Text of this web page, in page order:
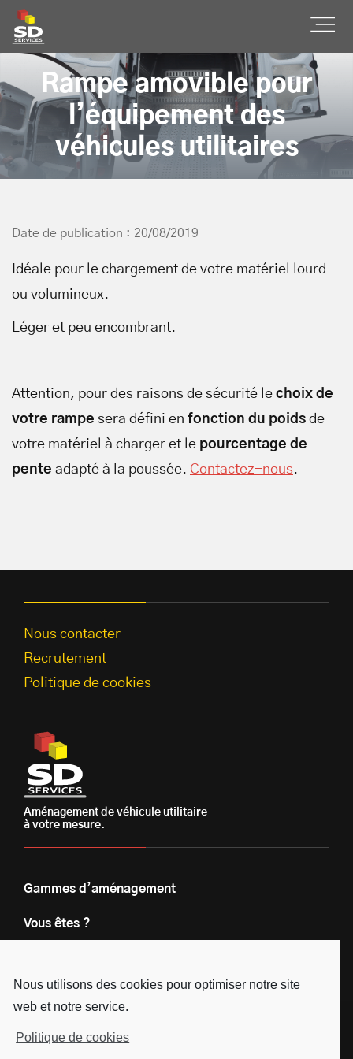
Nous utilisons des cookies pour optimiser notre site
web et notre service.
Politique de cookies
SD Services
Rampe amovible pour
l’équipement des
véhicules utilitaires
Date de publication : 20/08/2019
Idéale pour le chargement de votre matériel lourd
ou volumineux.
Léger et peu encombrant.
Attention, pour des raisons de sécurité le choix de
votre rampe sera défini en fonction du poids de
votre matériel à charger et le pourcentage de
pente adapté à la poussée. Contactez-nous.
Nous contacter
Recrutement
Politique de cookies
Aménagement de véhicule utilitaire
à votre mesure.
Gammes d’aménagement
Vous êtes ?
Le groupe